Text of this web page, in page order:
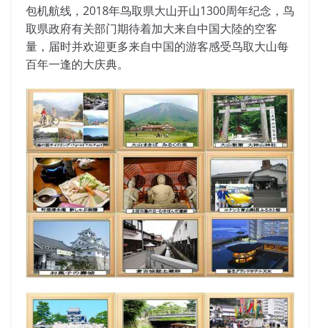
包机航线，2018年鸟取県大山开山1300周年纪念，鸟
取県政府有关部门期待着加大来自中国大陸的空客
量，届时并欢迎更多来自中国的游客感受鸟取大山每
百年一逢的大庆典。